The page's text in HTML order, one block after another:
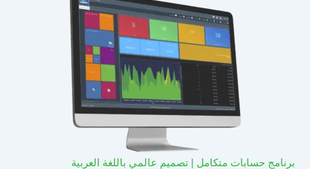
برنامج حسابات متكامل | تصميم عالمي باللغة العربية